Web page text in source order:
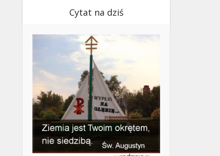
Cytat na dziś